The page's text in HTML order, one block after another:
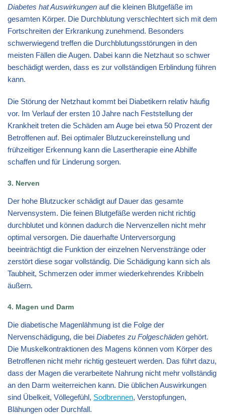
Diabetes hat Auswirkungen auf die kleinen Blutgefäße im
gesamten Körper. Die Durchblutung verschlechtert sich mit dem
Fortschreiten der Erkrankung zunehmend. Besonders
schwerwiegend treffen die Durchblutungsstörungen in den
meisten Fällen die Augen. Dabei kann die Netzhaut so schwer
beschädigt werden, dass es zur vollständigen Erblindung führen
kann.
Die Störung der Netzhaut kommt bei Diabetikern relativ häufig
vor. Im Verlauf der ersten 10 Jahre nach Feststellung der
Krankheit treten die Schäden am Auge bei etwa 50 Prozent der
Betroffenen auf. Bei optimaler Blutzuckereinstellung und
frühzeitiger Erkennung kann die Lasertherapie eine Abhilfe
schaffen und für Linderung sorgen.
3. Nerven
Der hohe Blutzucker schädigt auf Dauer das gesamte
Nervensystem. Die feinen Blutgefäße werden nicht richtig
durchblutet und können dadurch die Nervenzellen nicht mehr
optimal versorgen. Die dauerhafte Unterversorgung
beeinträchtigt die Funktion der einzelnen Nervenstränge oder
zerstört diese sogar vollständig. Die Schädigung kann sich als
Taubheit, Schmerzen oder immer wiederkehrendes Kribbeln
äußern.
4. Magen und Darm
Die diabetische Magenlähmung ist die Folge der
Nervenschädigung, die bei Diabetes zu Folgeschäden gehört.
Die Muskelkontraktionen des Magens können vom Körper des
Betroffenen nicht mehr richtig gesteuert werden. Das führt dazu,
dass der Magen die verarbeitete Nahrung nicht mehr vollständig
an den Darm weiterreichen kann. Die üblichen Auswirkungen
sind Übelkeit, Völlegefühl, Sodbrennen, Verstopfungen,
Blähungen oder Durchfall.